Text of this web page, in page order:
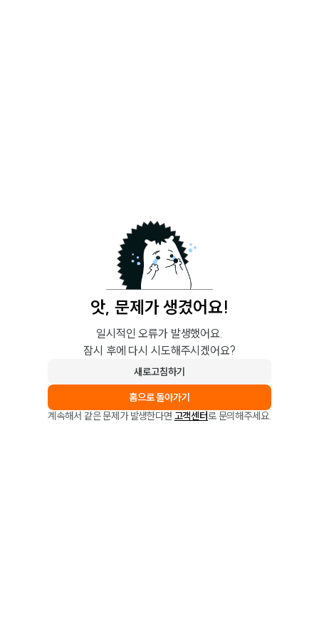
앗, 문제가 생겼어요!
일시적인 오류가 발생했어요.
잠시 후에 다시 시도해주시겠어요?
새로고침하기
홈으로 돌아가기
계속해서 같은 문제가 발생한다면 고객센터로 문의해주세요.